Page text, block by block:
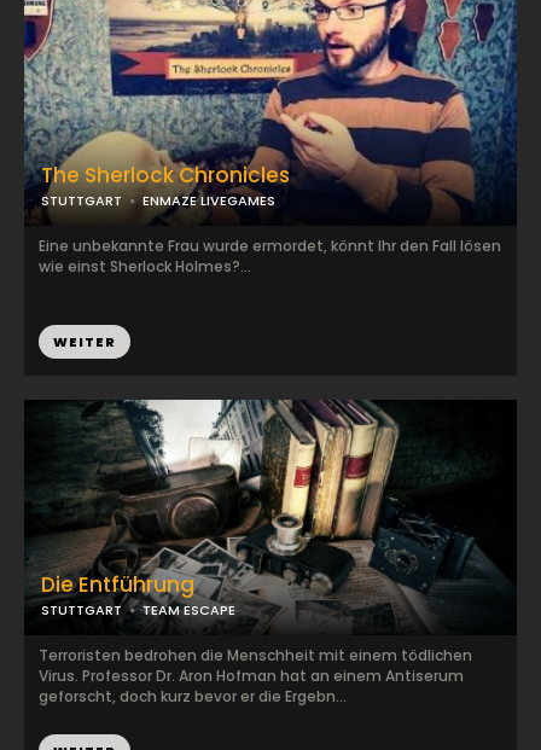
The Sherlock Chronicles
STUTTGART ENMAZE LIVEGAMES
Eine unbekannte Frau wurde ermordet, könnt Ihr den Fall lösen
wie einst Sherlock Holmes?...
WEITER
Die Entführung
STUTTGART TEAM ESCAPE
Terroristen bedrohen die Menschheit mit einem tödlichen
Virus. Professor Dr. Aron Hofman hat an einem Antiserum
geforscht, doch kurz bevor er die Ergebn...